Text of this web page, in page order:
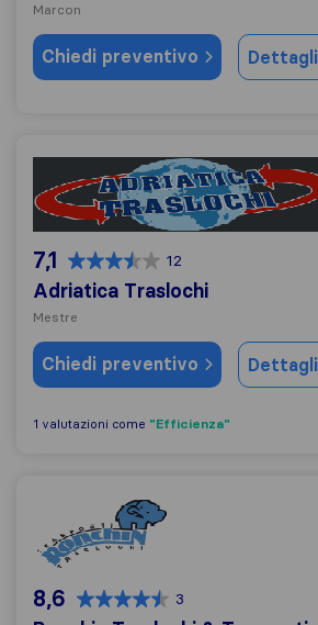
Marcon
Chiedi preventivo Dettagli
Adriatica Traslochi
7,1 12
Adriatica Traslochi
Mestre
Chiedi preventivo Dettagli
1 valutazioni come "Efficienza"
Ronchin Traslochi & Trasporti
8,6 3